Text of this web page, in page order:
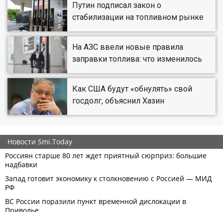
Путин подписал закон о
стабилизации на топливном рынке
На АЗС ввели новые правила
заправки топлива: что изменилось
Как США будут «обнулять» свой
госдолг, объяснил Хазин